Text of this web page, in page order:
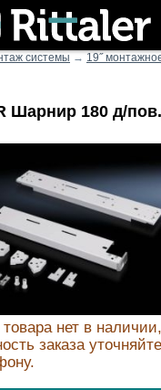
системы → 19˝
Шарнир 180 д/
нет в наличии,
заказа уточняйте